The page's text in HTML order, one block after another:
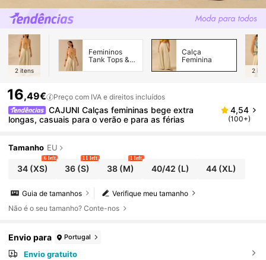
2 itens
Femininos
Tank Tops &
Calça
Feminina
2
16,49€ Preço com IVA e direitos incluídos
CAJUNI Calças femininas bege extra
longas, casuais para o verão e para as férias
4,54
(100+)
Tamanho EU
34(XS)
6 left
36 (S)
11 left
38(M)
1 left
40/42 (L) 44 (XL)
Verifique meu tamanho
Guia de tamanhos
Não é o seu tamanho? Conte-nos
Envio para Portugal
Envio gratuito